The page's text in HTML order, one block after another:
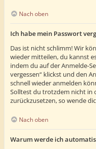
Nach oben
Ich habe mein Passwort
Das ist nicht schlimm! Wir
wieder mitteilen, du kannst
indem du auf der Anmelde-
vergessen“ klickst und den
schnell wieder anmelden
Solltest du trotzdem nicht in
zurückzusetzen, so wende
Nach oben
Warum werde ich